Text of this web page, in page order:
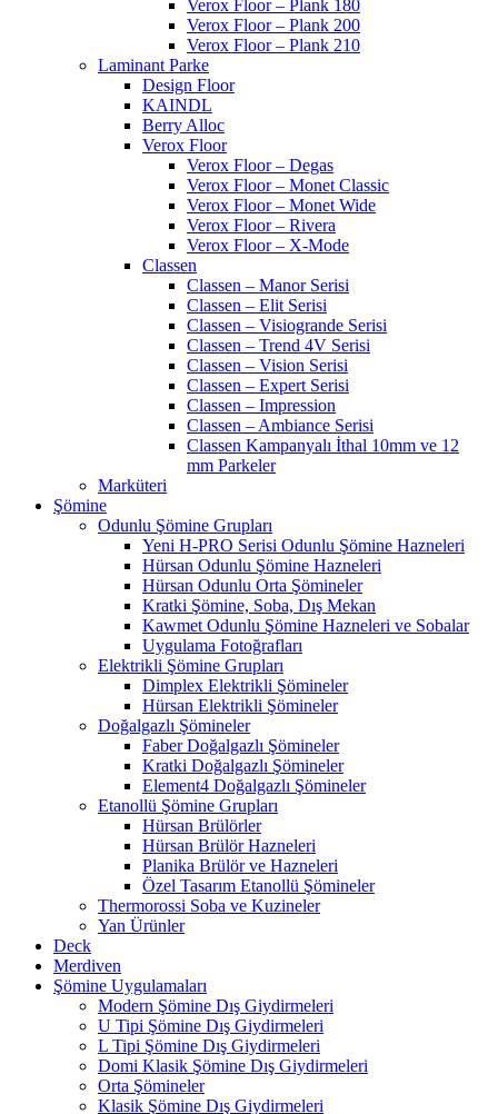
Verox Floor – Plank 180
Verox Floor – Plank 200
Verox Floor – Plank 210
Laminant Parke
Design Floor
KAINDL
Berry Alloc
Verox Floor
Verox Floor – Degas
Verox Floor – Monet Classic
Verox Floor – Monet Wide
Verox Floor – Rivera
Verox Floor – X-Mode
Classen
Classen – Manor Serisi
Classen – Elit Serisi
Classen – Visiogrande Serisi
Classen – Trend 4V Serisi
Classen – Vision Serisi
Classen – Expert Serisi
Classen – Impression
Classen – Ambiance Serisi
Classen Kampanyalı İthal 10mm ve 12
mm Parkeler
Marküteri
Şömine
Odunlu Şömine Grupları
Yeni H-PRO Serisi Odunlu Şömine Hazneleri
Hürsan Odunlu Şömine Hazneleri
Hürsan Odunlu Orta Şömineler
Kratki Şömine, Soba, Dış Mekan
Kawmet Odunlu Şömine Hazneleri ve Sobalar
Uygulama Fotoğrafları
Elektrikli Şömine Grupları
Dimplex Elektrikli Şömineler
Hürsan Elektrikli Şömineler
Doğalgazlı Şömineler
Faber Doğalgazlı Şömineler
Kratki Doğalgazlı Şömineler
Element4 Doğalgazlı Şömineler
Etanollü Şömine Grupları
Hürsan Brülörler
Hürsan Brülör Hazneleri
Planika Brülör ve Hazneleri
Özel Tasarım Etanollü Şömineler
Thermorossi Soba ve Kuzineler
Yan Ürünler
Deck
Merdiven
Şömine Uygulamaları
Modern Şömine Dış Giydirmeleri
U Tipi Şömine Dış Giydirmeleri
L Tipi Şömine Dış Giydirmeleri
Domi Klasik Şömine Dış Giydirmeleri
Orta Şömineler
Klasik Şömine Dış Giydirmeleri